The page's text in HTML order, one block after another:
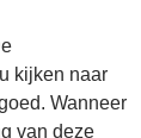
kijken naar
Wanneer
van deze